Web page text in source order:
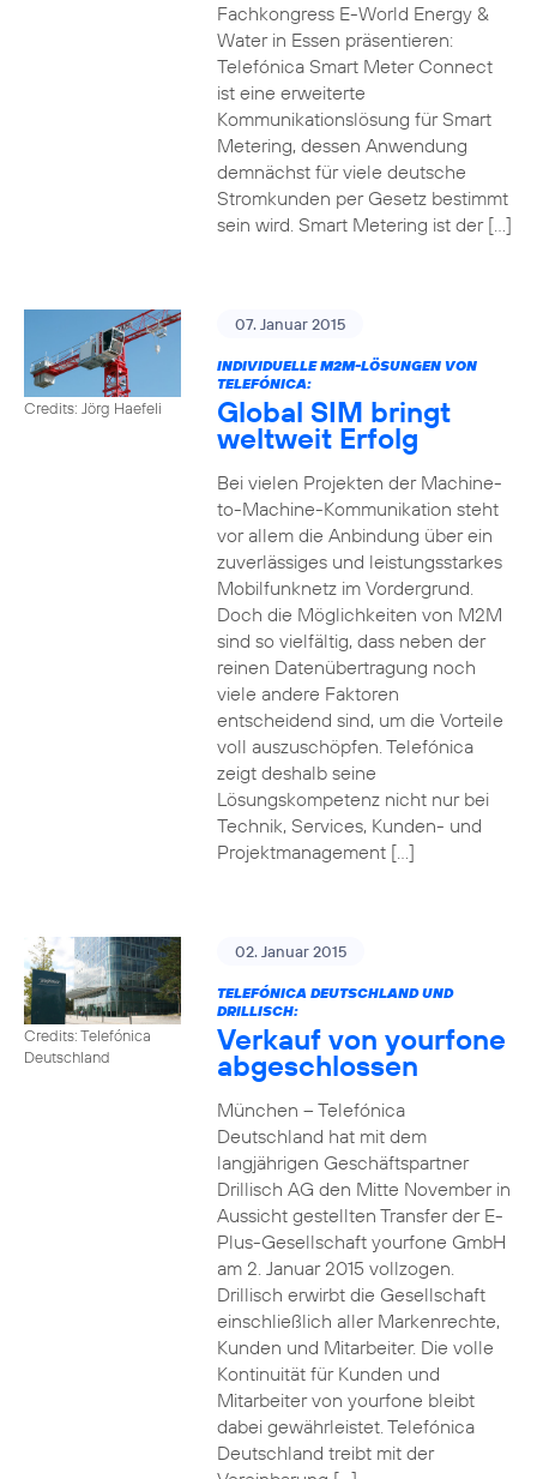
Fachkongress E-World Energy &
Water in Essen präsentieren:
Telefónica Smart Meter Connect
ist eine erweiterte
Kommunikationslösung für Smart
Metering, dessen Anwendung
demnächst für viele deutsche
Stromkunden per Gesetz bestimmt
sein wird. Smart Metering ist der […]
Credits: Jörg Haefeli
07. Januar 2015
INDIVIDUELLE M2M-LÖSUNGEN VON
TELEFÓNICA:
Global SIM bringt
weltweit Erfolg
Bei vielen Projekten der Machine-
to-Machine-Kommunikation steht
vor allem die Anbindung über ein
zuverlässiges und leistungsstarkes
Mobilfunknetz im Vordergrund.
Doch die Möglichkeiten von M2M
sind so vielfältig, dass neben der
reinen Datenübertragung noch
viele andere Faktoren
entscheidend sind, um die Vorteile
voll auszuschöpfen. Telefónica
zeigt deshalb seine
Lösungskompetenz nicht nur bei
Technik, Services, Kunden- und
Projektmanagement […]
Credits: Telefónica
Deutschland
02. Januar 2015
TELEFÓNICA DEUTSCHLAND UND
DRILLISCH:
Verkauf von yourfone
abgeschlossen
München – Telefónica
Deutschland hat mit dem
langjährigen Geschäftspartner
Drillisch AG den Mitte November in
Aussicht gestellten Transfer der E-
Plus-Gesellschaft yourfone GmbH
am 2. Januar 2015 vollzogen.
Drillisch erwirbt die Gesellschaft
einschließlich aller Markenrechte,
Kunden und Mitarbeiter. Die volle
Kontinuität für Kunden und
Mitarbeiter von yourfone bleibt
dabei gewährleistet. Telefónica
Deutschland treibt mit der